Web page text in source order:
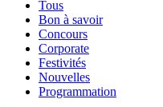
Tous
Bon à savoir
Concours
Corporate
Festivités
Nouvelles
Programmation